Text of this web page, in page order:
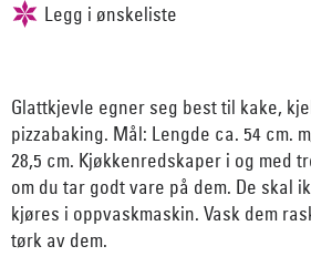
Glattkjevle egner seg best til kake,
pizzabaking. Mål: Lengde ca. 54 cm.
28,5 cm. Kjøkkenredskaper i og med
om du tar godt vare på dem. De skal
kjøres i oppvaskmaskin. Vask dem
tørk av dem.